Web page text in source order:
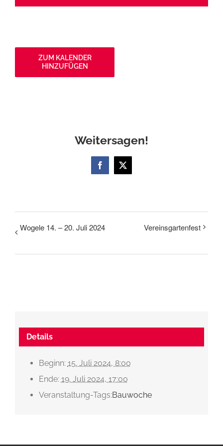
ZUM KALENDER
HINZUFÜGEN
Weitersagen!
Facebook
X
Wogele 14. – 20. Juli 2024 Vereinsgartenfest
Details
Beginn: 15. Juli 2024, 8:00
Ende: 19. Juli 2024, 17:00
Veranstaltung-Tags:Bauwoche